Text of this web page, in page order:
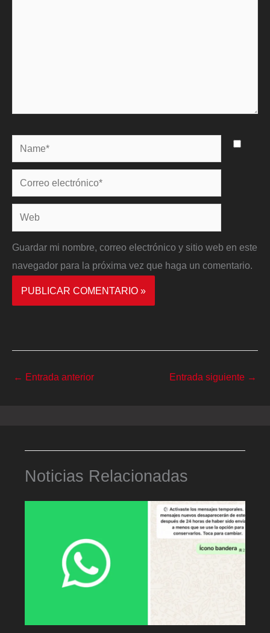
Name*
Correo
electrónico*
Web
Guardar mi nombre, correo electrónico y sitio web en este
navegador para la próxima vez que haga un comentario.
← Entrada anterior Entrada siguiente →
Noticias Relacionadas